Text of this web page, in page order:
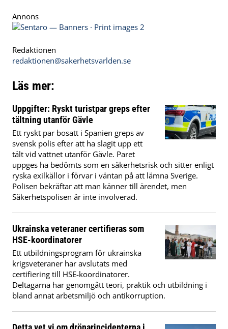
Annons
Redaktionen
redaktionen@sakerhetsvarlden.se
Läs mer:
Uppgifter: Ryskt turistpar greps efter
tältning utanför Gävle
Ett ryskt par bosatt i Spanien greps av
svensk polis efter att ha slagit upp ett
tält vid vattnet utanför Gävle. Paret
uppges ha bedömts som en säkerhetsrisk och sitter enligt
ryska exilkällor i förvar i väntan på att lämna Sverige.
Polisen bekräftar att man känner till ärendet, men
Säkerhetspolisen är inte involverad.
Ukrainska veteraner certifieras som
HSE-koordinatorer
Ett utbildningsprogram för ukrainska
krigsveteraner har avslutats med
certifiering till HSE-koordinatorer.
Deltagarna har genomgått teori, praktik och utbildning i
bland annat arbetsmiljö och antikorruption.